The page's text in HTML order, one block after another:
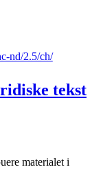
nd/2.5/ch/
tekst
materialet i